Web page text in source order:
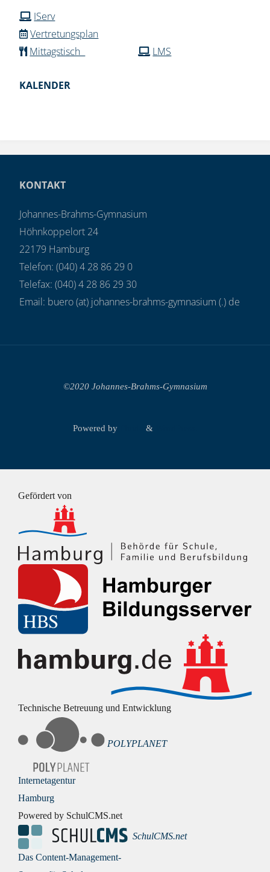
IServ
Vertretungsplan
Mittagstisch
LMS
KALENDER
KONTAKT
Johannes-Brahms-Gymnasium
Höhnkoppelort 24
22179 Hamburg
Telefon: (040) 4 28 86 29 0
Telefax: (040) 4 28 86 29 30
Email: buero (at) johannes-brahms-gymnasium (.) de
©2020 Johannes-Brahms-Gymnasium
Powered byFluida &
Gefördert von
Technische Betreuung und Entwicklung
POLYPLANET
Internetagentur
Hamburg
Powered by SchulCMS.net
SchulCMS.net
Das Content-Management-